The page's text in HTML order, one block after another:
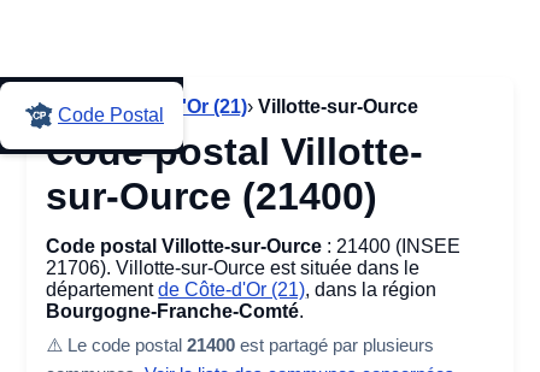
Code Postal
Accueil › Côte-d'Or (21)› Villotte-sur-Ource
Code postal Villotte-
sur-Ource (21400)
Code postal Villotte-sur-Ource : 21400 (INSEE
21706). Villotte-sur-Ource est située dans le
départementde Côte-d'Or (21), dans la région
Bourgogne-Franche-Comté.
⚠️ Le code postal21400 est partagé par plusieurs